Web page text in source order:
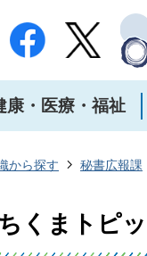
康・医療・福祉
から探す 秘書広報課
くまトピ